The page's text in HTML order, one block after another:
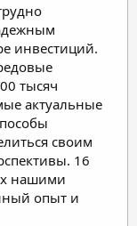
инвестиций.
тысяч
актуальные
своим
16
нашими
опыт и